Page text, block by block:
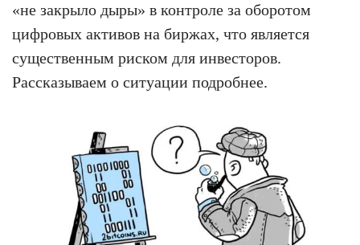
«не закрыло дыры» в контроле за оборотом
цифровых активов на биржах, что является
существенным риском для инвесторов.
Рассказываем о ситуации подробнее.